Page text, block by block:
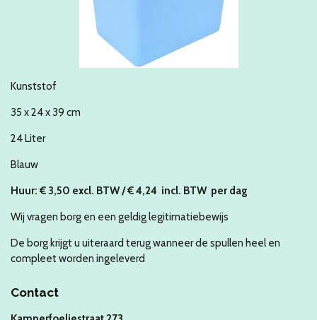
Kunststof
35 x 24 x 39 cm
24 Liter
Blauw
Huur: € 3,50 excl. BTW / € 4,24 incl. BTW per dag
Wij vragen borg en een geldig legitimatiebewijs
De borg krijgt u uiteraard terug wanneer de spullen heel en
compleet worden ingeleverd
Contact